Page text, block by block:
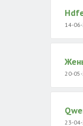
14-
20-
23-